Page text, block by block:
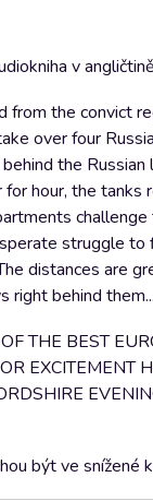
v
from the convict
over four
the Russian
hour, the tanks
struggle to
distances are
right behind them...
THE BEST
EXCITEMENT
být ve snížené